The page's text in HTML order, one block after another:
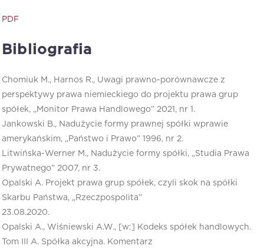
PDF
Bibliografia
Chomiuk M., Harnos R., Uwagi prawno-porównawcze z
perspektywy prawa niemieckiego do projektu prawa grup
spółek, „Monitor Prawa Handlowego” 2021, nr 1.
Jankowski B., Nadużycie formy prawnej spółki wprawie
amerykańskim, „Państwo i Prawo” 1996, nr 2.
Litwińska-Werner M., Nadużycie formy spółki, „Studia Prawa
Prywatnego” 2007, nr 3.
Opalski A. Projekt prawa grup spółek, czyli skok na spółki
Skarbu Państwa, „Rzeczpospolita”
23.08.2020.
Opalski A., Wiśniewski A.W., [w:] Kodeks spółek handlowych.
Tom III A. Spółka akcyjna. Komentarz